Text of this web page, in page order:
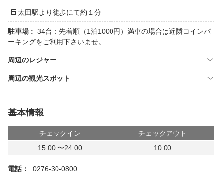
太田駅より徒歩にて約１分
駐車場 : 34台：先着順（1泊1000円）満車の場合は近隣コインパ
ーキングをご利用下さいませ。
周辺のレジャー
周辺の観光スポット
基本情報
チェックイン
チェックアウト
15:00 〜24:00
10:00
電話：
0276-30-0800